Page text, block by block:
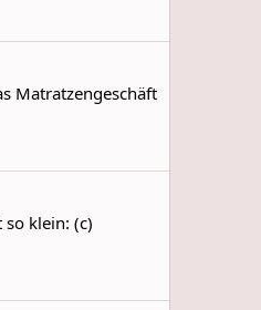
Matratzengeschäft
klein: (c)